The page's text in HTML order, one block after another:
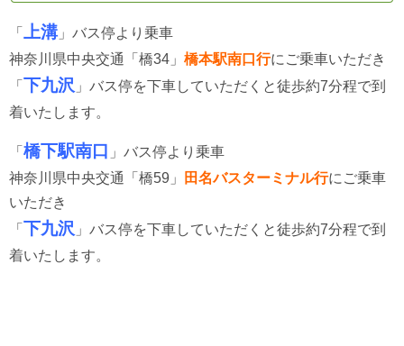
「 上溝」バス停より乗車
神奈川県中央交通「橋34」 橋本駅南口行にご乗車いただき
「 下九沢 」バス停を下車していただくと徒歩約7分程で到
着いたします。
「 橋下駅南口 」バス停より乗車
神奈川県中央交通「橋59」
田名バスターミナル行にご乗車
いただき
「 下九沢 」バス停を下車していただくと徒歩約7分程で到
着いたします。